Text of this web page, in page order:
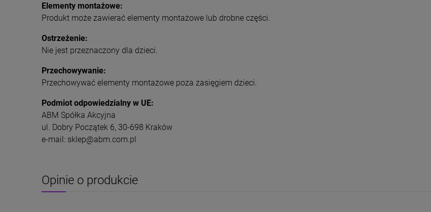
Elementy montażowe:
Produkt może zawierać elementy montażowe lub drobne części.
Ostrzeżenie:
Nie jest przeznaczony dla dzieci.
Przechowywanie:
Przechowywać elementy montażowe poza zasięgiem dzieci.
Podmiot odpowiedzialny w UE:
ABM Spółka Akcyjna
ul. Dobry Początek 6, 30-698 Kraków
e-mail: sklep@abm.com.pl
Opinie o produkcie